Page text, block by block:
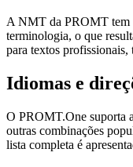
A NMT da PROMT tem
terminologia, o que
para textos
Idiomas e
O PROMT.One suporta
outras combinações
lista completa é